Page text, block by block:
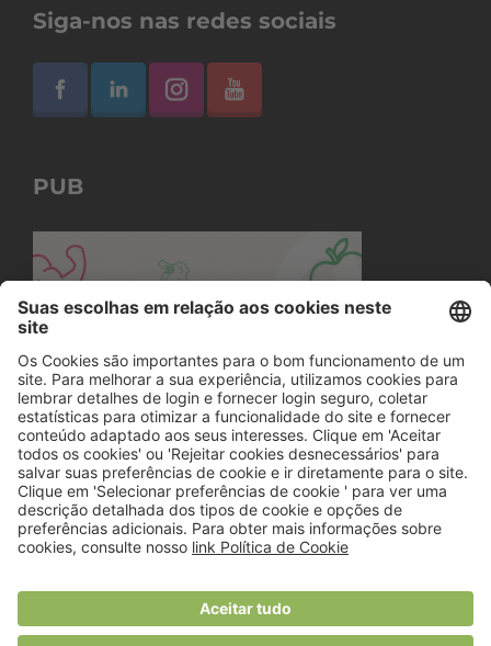
Siga-nos nas redes sociais
PUB
© 2018 Viver Saudável